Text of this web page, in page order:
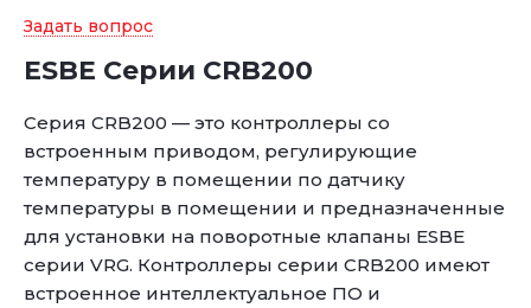
Задать вопрос
ESBE Серии CRB200
Серия CRB200 — это контроллеры со
встроенным приводом, регулирующие
температуру в помещении по датчику
температуры в помещении и предназначенные
для установки на поворотные клапаны ESBE
серии VRG. Контроллеры серии CRB200 имеют
встроенное интеллектуальное ПО и